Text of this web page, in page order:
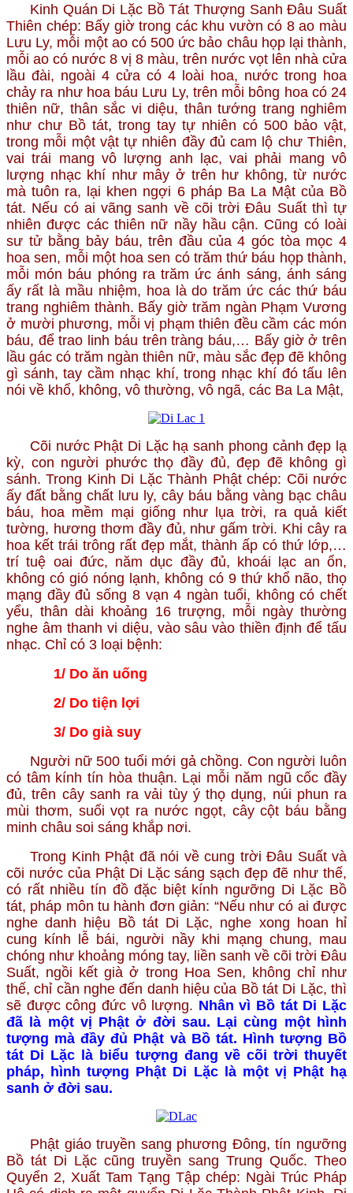
Kinh Quán Di Lặc Bồ Tát Thượng Sanh Đâu Suất
Thiên chép: Bấy giờ trong các khu vườn có 8 ao màu
Lưu Ly, mỗi một ao có 500 ức bảo châu họp lại thành,
mỗi ao có nước 8 vị 8 màu, trên nước vọt lên nhà cửa
lầu đài, ngoài 4 cửa có 4 loài hoa, nước trong hoa
chảy ra như hoa báu Lưu Ly, trên mỗi bông hoa có 24
thiên nữ, thân sắc vi diệu, thân tướng trang nghiêm
như chư Bồ tát, trong tay tự nhiên có 500 bảo vật,
trong mỗi một vật tự nhiên đầy đủ cam lộ chư Thiên,
vai trái mang vô lượng anh lạc, vai phải mang vô
lượng nhạc khí như mây ở trên hư không, từ nước
mà tuôn ra, lại khen ngợi 6 pháp Ba La Mật của Bồ
tát. Nếu có ai vãng sanh về cõi trời Đâu Suất thì tự
nhiên được các thiên nữ nầy hầu cận. Cũng có loài
sư tử bằng bảy báu, trên đầu của 4 góc tòa mọc 4
hoa sen, mỗi một hoa sen có trăm thứ báu họp thành,
mỗi món báu phóng ra trăm ức ánh sáng, ánh sáng
ấy rất là mầu nhiệm, hoa là do trăm ức các thứ báu
trang nghiêm thành. Bấy giờ trăm ngàn Phạm Vương
ở mười phương, mỗi vị phạm thiên đều cầm các món
báu, để trao linh báu trên tràng báu,… Bấy giờ ở trên
lầu gác có trăm ngàn thiên nữ, màu sắc đẹp đẽ không
gì sánh, tay cầm nhạc khí, trong nhạc khí đó tấu lên
nói về khổ, không, vô thường, vô ngã, các Ba La Mật,
Cõi nước Phật Di Lặc hạ sanh phong cảnh đẹp lạ
kỳ, con người phước thọ đầy đủ, đẹp đẽ không gì
sánh. Trong Kinh Di Lặc Thành Phật chép: Cõi nước
ấy đất bằng chất lưu ly, cây báu bằng vàng bạc châu
báu, hoa mềm mại giống như lụa trời, ra quả kiết
tường, hương thơm đầy đủ, như gấm trời. Khi cây ra
hoa kết trái trông rất đẹp mắt, thành ấp có thứ lớp,…
trí tuệ oai đức, năm dục đầy đủ, khoái lạc an ổn,
không có gió nóng lạnh, không có 9 thứ khổ não, thọ
mạng đầy đủ sống 8 vạn 4 ngàn tuổi, không có chết
yểu, thân dài khoảng 16 trượng, mỗi ngày thường
nghe âm thanh vi diệu, vào sâu vào thiền định để tấu
nhạc. Chỉ có 3 loại bệnh:
1/ Do ăn uống
2/ Do tiện lợi
3/ Do già suy
Người nữ 500 tuổi mới gả chồng. Con người luôn
có tâm kính tín hòa thuận. Lại mỗi năm ngũ cốc đầy
đủ, trên cây sanh ra vải tùy ý thọ dụng, núi phun ra
mùi thơm, suối vọt ra nước ngọt, cây cột báu bằng
minh châu soi sáng khắp nơi.
Trong Kinh Phật đã nói về cung trời Đâu Suất và
cõi nước của Phật Di Lặc sáng sạch đẹp đẽ như thế,
có rất nhiều tín đồ đặc biệt kính ngưỡng Di Lặc Bồ
tát, pháp môn tu hành đơn giản: “Nếu như có ai được
nghe danh hiệu Bồ tát Di Lặc, nghe xong hoan hỉ
cung kính lễ bái, người nầy khi mạng chung, mau
chóng như khoảng móng tay, liền sanh về cõi trời Đâu
Suất, ngồi kết già ở trong Hoa Sen, không chỉ như
thế, chỉ cần nghe đến danh hiệu của Bồ tát Di Lặc, thì
sẽ được công đức vô lượng. Nhân vì Bồ tát Di Lặc
đã là một vị Phật ở đời sau. Lại cùng một hình
tượng mà đầy đủ Phật và Bồ tát. Hình tượng Bồ
tát Di Lặc là biểu tượng đang về cõi trời thuyết
pháp, hình tượng Phật Di Lặc là một vị Phật hạ
sanh ở đời sau.
Phật giáo truyền sang phương Đông, tín ngưỡng
Bồ tát Di Lặc cũng truyền sang Trung Quốc. Theo
Quyển 2, Xuất Tam Tạng Tập chép: Ngài Trúc Pháp